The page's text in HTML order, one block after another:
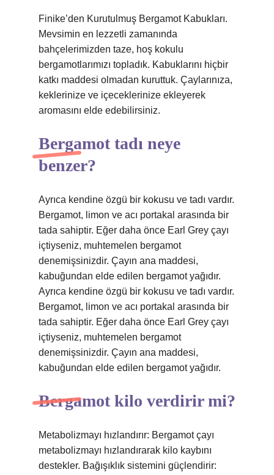
Finike’den Kurutulmuş Bergamot Kabukları.
Mevsimin en lezzetli zamanında
bahçelerimizden taze, hoş kokulu
bergamotlarımızı topladık. Kabuklarını hiçbir
katkı maddesi olmadan kuruttuk. Çaylarınıza,
keklerinize ve içeceklerinize ekleyerek
aromasını elde edebilirsiniz.
Bergamot tadı neye
benzer?
Ayrıca kendine özgü bir kokusu ve tadı vardır.
Bergamot, limon ve acı portakal arasında bir
tada sahiptir. Eğer daha önce Earl Grey çayı
içtiyseniz, muhtemelen bergamot
denemişsinizdir. Çayın ana maddesi,
kabuğundan elde edilen bergamot yağıdır.
Ayrıca kendine özgü bir kokusu ve tadı vardır.
Bergamot, limon ve acı portakal arasında bir
tada sahiptir. Eğer daha önce Earl Grey çayı
içtiyseniz, muhtemelen bergamot
denemişsinizdir. Çayın ana maddesi,
kabuğundan elde edilen bergamot yağıdır.
Bergamot kilo verdirir mi?
Metabolizmayı hızlandırır: Bergamot çayı
metabolizmayı hızlandırarak kilo kaybını
destekler. Bağışıklık sistemini güçlendirir: